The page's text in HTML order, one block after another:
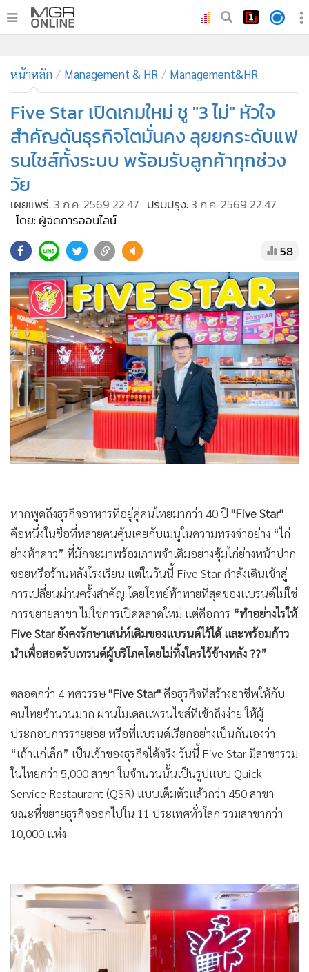
• ทันเหตุการณ์
• ภาคใต้
• ภูมิภาค
• Online Section
• บันเทิง
• ผู้จัดการรายวัน
• คอลัมนิสต์
ละคร
• CbizReview
Cyber BIZ
• ผู้จัดกวน
• Good health & Well-being
• Green Innovation & SD
• Management & HR
• MGR Live
• Infographic
• การเมือง
• ท่องเที่ยว
• กีฬา
• เศรษฐกิจ-ธุรกิจ
จีน
ชุมชน-คุณภาพชีวิต
อาชญากรรม
• Motoring
• เกม
• วิทยาศาสตร์
• หุ้น
• อินโดจีน
• กองทุนรวม
Celeb Online
• Factcheck
• ญี่ปุ่น
• News1
Gotomanager
หน้าหลัก Management & HR Management&HR
Five Star เปิดเกมใหม่ ชู "3 ไม่" หัวใจ
สำคัญดันธุรกิจโตมั่นคง ลุยยกระดับแฟ
รนไชส์ทั้งระบบ พร้อมรับลูกค้าทุกช่วง
วัย
เผยแพร่: 3 ก.ค. 2569 22:47 ปรับปรุง: 3 ก.ค. 2569 22:47
โดย: ผู้จัดการออนไลน์
58
หากพูดถึงธุรกิจอาหารที่อยู่คู่คนไทยมากว่า 40 ปี "Five Star"
คือหนึ่งในชื่อที่หลายคนคุ้นเคยกับเมนูในความทรงจำอย่าง “ไก่
ย่างห้าดาว” ที่มักจะมาพร้อมภาพจำเดิมอย่างซุ้มไก่ย่างหน้าปาก
ซอยหรือร้านหลังโรงเรียน แต่ในวันนี้ Five Star กำลังเดินเข้าสู่
การเปลี่ยนผ่านครั้งสำคัญ โดยโจทย์ท้าทายที่สุดของแบรนด์ไม่ใช่
การขยายสาขา ไม่ใช่การเปิดตลาดใหม่ แต่คือการ “ทำอย่างไรให้
Five Star ยังคงรักษาเสน่ห์เดิมของแบรนด์ไว้ได้ และพร้อมก้าว
นำเพื่อสอดรับเทรนด์ผู้บริโภคโดยไม่ทิ้งใครไว้ข้างหลัง ??”
ตลอดกว่า 4 ทศวรรษ"Five Star"คือธุรกิจที่สร้างอาชีพให้กับ
คนไทยจำนวนมาก ผ่านโมเดลแฟรนไชส์ที่เข้าถึงง่าย ให้ผู้
ประกอบการรายย่อย หรือที่แบรนด์เรียกอย่างเป็นกันเองว่า
“เถ้าแก่เล็ก” เป็นเจ้าของธุรกิจได้จริง วันนี้ Five Star มีสาขารวม
ในไทยกว่า 5,000 สาขา ในจำนวนนั้นเป็นรูปแบบ Quick
Service Restaurant (QSR) แบบเต็มตัวแล้วกว่า 450 สาขา
ขณะที่ขยายธุรกิจออกไปใน 11 ประเทศทั่วโลก รวมสาขากว่า
10,000 แห่ง